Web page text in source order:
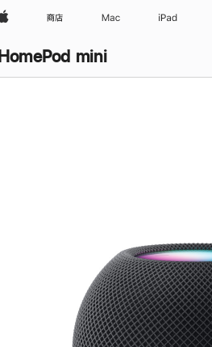
Apple 商店 Mac iPad
HomePod mini